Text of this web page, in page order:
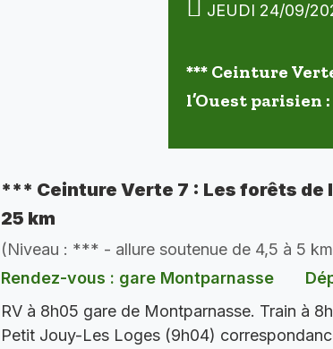
JEUDI 24/09/
*** Ceinture
l’Ouest parisien
*** Ceinture Verte 7 : Les forêts de
25 km
(Niveau : *** - allure soutenue de 4,5 à 5
Rendez-vous : gare Montparnasse
RV à 8h05 gare de Montparnasse. Train à
Petit Jouy-Les Loges (9h04)